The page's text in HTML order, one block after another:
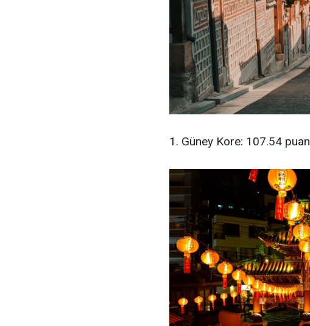
1. Güney Kore: 107.54 puan